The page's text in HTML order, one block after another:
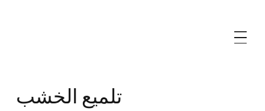
تلميع الخشب